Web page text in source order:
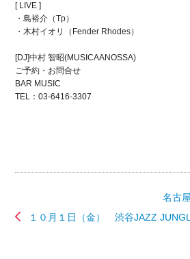
[ LIVE ]
・島裕介（Tp）
・木村イオリ（Fender Rhodes）
[DJ]中村 智昭(MUSICAANOSSA)
ご予約・お問合せ
BAR MUSIC
TEL：03-6416-3307
名古
１０月１日（金） 渋谷JAZZ